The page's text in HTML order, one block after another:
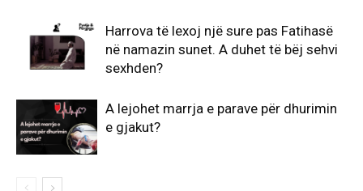
Harrova të lexoj një sure pas Fatihasë
në namazin sunet. A duhet të bëj sehvi
sexhden?
A lejohet marrja e parave për dhurimin
e gjakut?